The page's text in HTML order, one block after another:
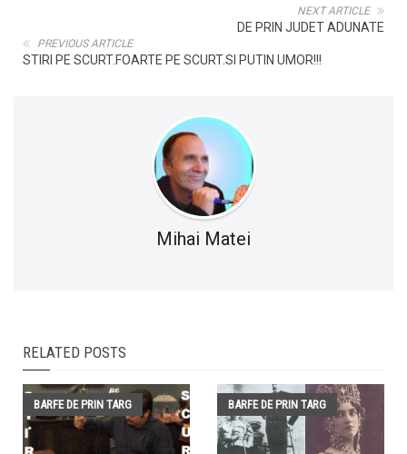
NEXT ARTICLE
DE PRIN JUDET ADUNATE
PREVIOUS ARTICLE
STIRI PE SCURT.FOARTE PE SCURT.SI PUTIN UMOR!!!
Mihai Matei
RELATED POSTS
BARFE DE PRIN TARG BARFE DE PRIN TARG